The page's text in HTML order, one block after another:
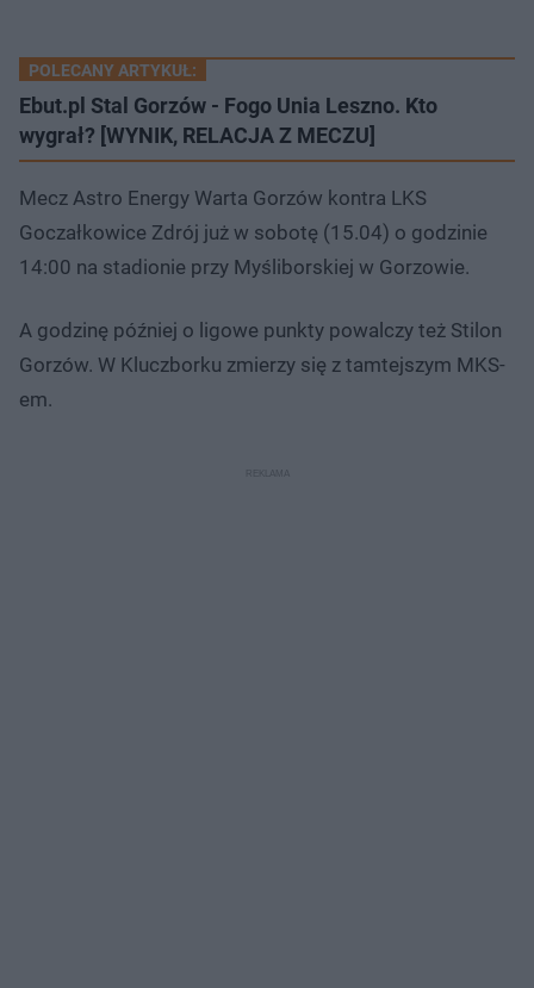
POLECANY ARTYKUŁ:
Ebut.pl Stal Gorzów - Fogo Unia Leszno. Kto
wygrał? [WYNIK, RELACJA Z MECZU]
Mecz Astro Energy Warta Gorzów kontra LKS
Goczałkowice Zdrój już w sobotę (15.04) o godzinie
14:00 na stadionie przy Myśliborskiej w Gorzowie.
A godzinę później o ligowe punkty powalczy też Stilon
Gorzów. W Kluczborku zmierzy się z tamtejszym MKS-
em.